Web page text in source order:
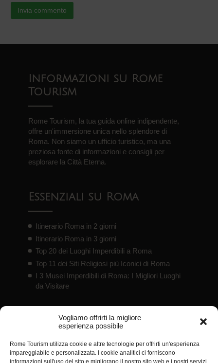
Vogliamo offrirti la migliore
esperienza possibile
Rome Tourism utilizza cookie e altre tecnologie per offrirti un'esperienza
impareggiabile e personalizzata. I cookie analitici ci forniscono
informazioni sull'uso del sito e migliorano il nostro sito web e i nostri servizi,
Informazioni su Rome
Tourism
Rome Tourism, la tua guida online indipendente,
offre un'immersione unica nello splendore di
Roma. Non siamo un ufficio turistico, ma una
preziosa fonte di informazioni e consigli per
esplorare la Città Eterna.
Essenziali su Roma
Itinerario Roma in 2 giorni
Itinerario Roma in 3 giorni
Top 20 dei Luoghi Imperdibili a Roma
Top 11 dei Siti Religiosi più Iconici di Roma
I 3 Musei Imperdibili di Roma: I Migliori Luoghi
da Visitare
Offerte
Tour turistici / carte sconto per Roma